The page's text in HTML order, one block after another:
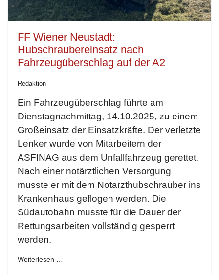
FF Wiener Neustadt:
Hubschraubereinsatz nach
Fahrzeugüberschlag auf der A2
Redaktion
Ein Fahrzeugüberschlag führte am
Dienstagnachmittag, 14.10.2025, zu einem
Großeinsatz der Einsatzkräfte. Der verletzte
Lenker wurde von Mitarbeitern der
ASFINAG aus dem Unfallfahrzeug gerettet.
Nach einer notärztlichen Versorgung
musste er mit dem Notarzthubschrauber ins
Krankenhaus geflogen werden. Die
Südautobahn musste für die Dauer der
Rettungsarbeiten vollständig gesperrt
werden.
Weiterlesen …